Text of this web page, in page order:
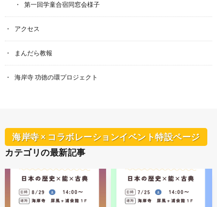
第一回学童合宿同窓会様子
アクセス
まんだら教報
海岸寺 功徳の環プロジェクト
海岸寺 × コラボレーションイベント特設ページ
カテゴリの最新記事